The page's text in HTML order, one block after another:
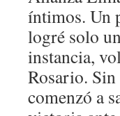
íntimos. Un
logré solo
instancia,
Rosario.
comenzó a